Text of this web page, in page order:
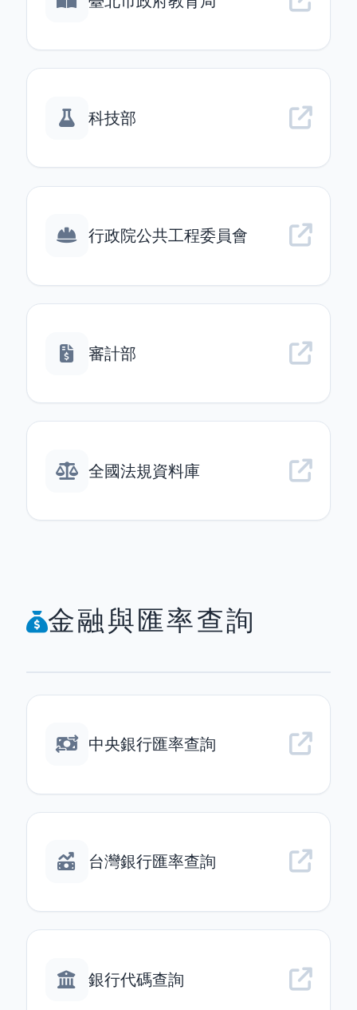
科技部
行政院公共工程委員會
審計部
全國法規資料庫
金融與匯率查詢
中央銀行匯率查詢
台灣銀行匯率查詢
銀行代碼查詢